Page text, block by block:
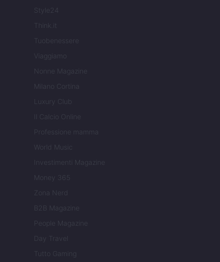
Style24
Think.it
Tuobenessere
Viaggiamo
Nonne Magazine
Milano Cortina
Luxury Club
Il Calcio Online
Professione mamma
World Music
Investimenti Magazine
Money 365
Zona Nerd
B2B Magazine
People Magazine
Day Travel
Tutto Gaming